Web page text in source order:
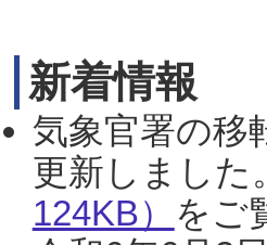
新着情報
気象官署の移
更新しました
124KB） をご